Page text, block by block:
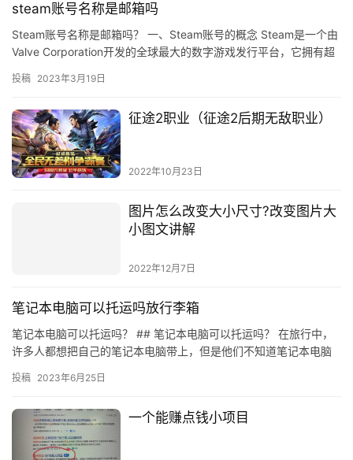
steam账号名称是邮箱吗
Steam账号名称是邮箱吗？ 一、Steam账号的概念 Steam是一个由
Valve Corporation开发的全球最大的数字游戏发行平台，它拥有超
投稿 2023年3月19日
征途2职业（征途2后期无敌职业）
2022年10月23日
图片怎么改变大小尺寸?改变图片大
小图文讲解
2022年12月7日
笔记本电脑可以托运吗放行李箱
笔记本电脑可以托运吗？ ## 笔记本电脑可以托运吗？ 在旅行中，
许多人都想把自己的笔记本电脑带上，但是他们不知道笔记本电脑
投稿 2023年6月25日
一个能赚点钱小项目